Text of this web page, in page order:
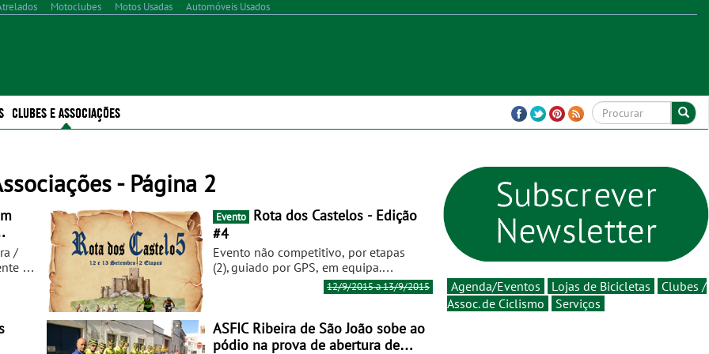
Motoclubes Motos Usadas Automóveis Usados
CLUBES E ASSOCIAÇÕES
- Página 2
/
na
Evento
#4
Evento não competitivo, por etapas
(2), guiado por GPS, em equipa.
Para +informações, aceder
zona55biketeam@gmail.com
12/9/2015 a 13/9/2015
ASFIC Ribeira de São João sobe ao
pódio na prova de abertura de
Agenda/Eventos Lojas de Bicicletas
Clubes /
Assoc. de Ciclismo
Serviços